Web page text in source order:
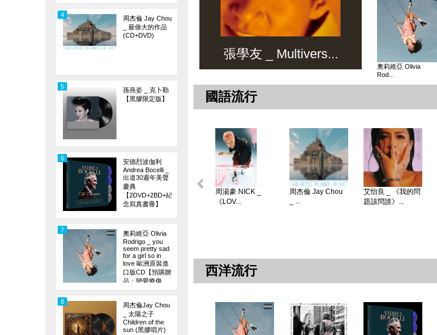
周杰倫 Jay Chou
_ 最偉大的作品
(CD+DVD)
4
孫燕姿 _ 克卜勒
【黑膠限定版】
5
安德烈波伽利
Andrea Bocelli _
出道30週年美聲
慶典
【2DVD+2BD+紀
念寫真書冊】
6
奧莉維亞 Olivia
Rodrigo _ you
seem pretty sad
for a girl so in
love 歐洲原裝進
口版CD【預購贈
品：戀愛療傷
7
周杰倫Jay Chou
_ 太陽之子
Children of the
sun (黑膠唱片)
8
張學友 _ Multivers...
奧莉維亞 Olivia
Rod...
國語流行
周湯豪 NICK _
《LOV...
周杰倫 Jay Chou
_ ...
艾怡良 _ 《我的問
題該問誰》...
西洋流行